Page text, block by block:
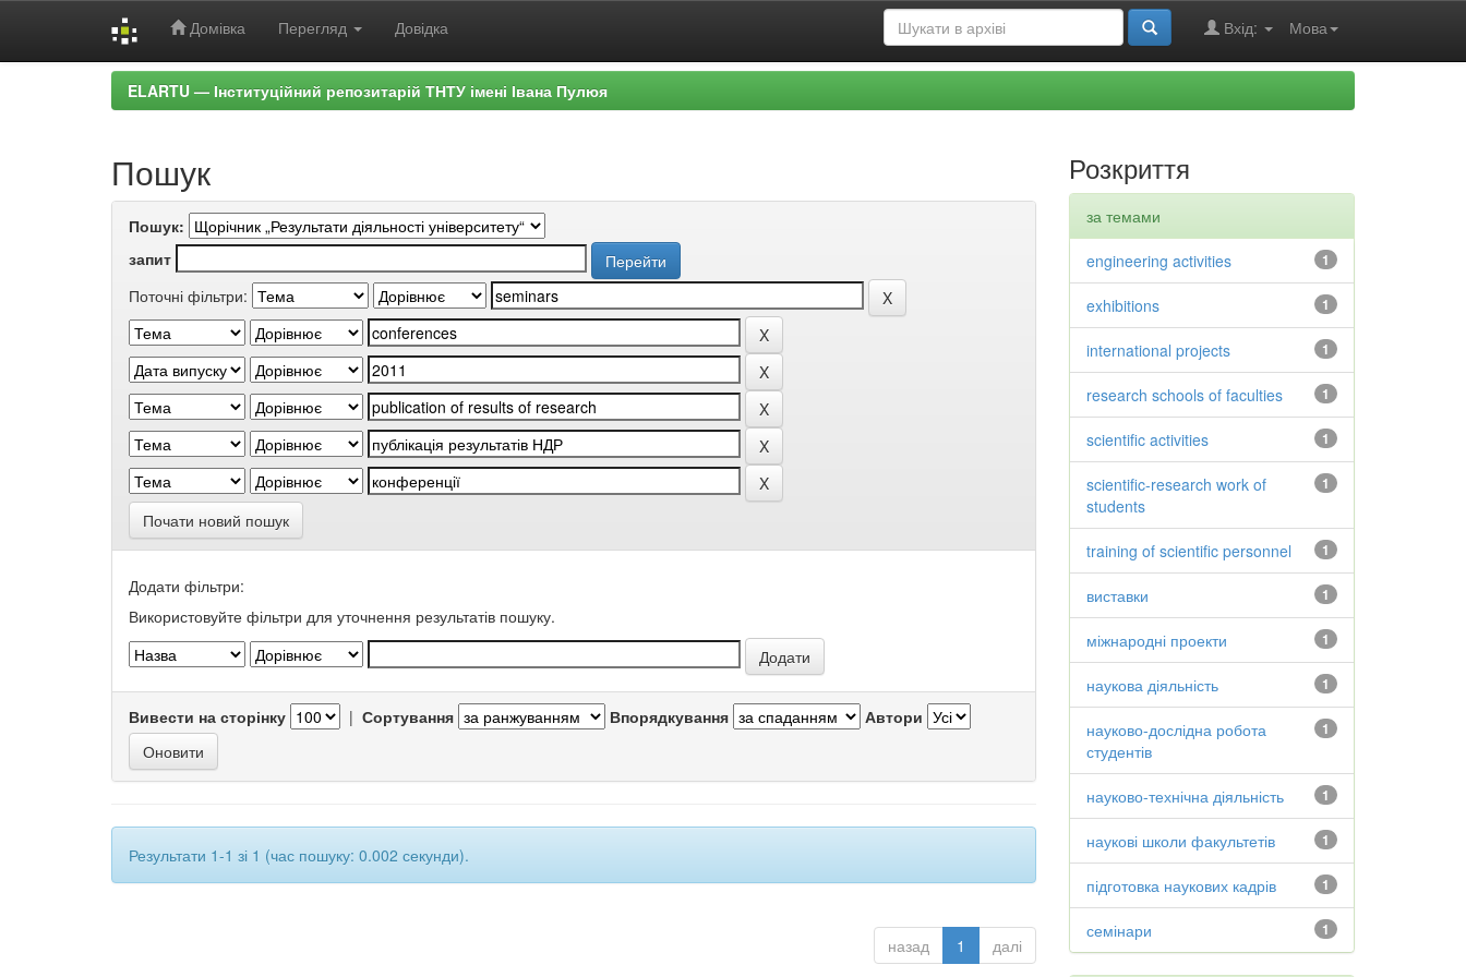
Домівка Перегляд Довідка Мова
Вхід:
ELARTU — Інституційний репозитарій ТНТУ імені Івана Пулюя
Пошук
Пошук:
запит
Поточні фільтри:
Почати новий пошук
Додати фільтри:
Використовуйте фільтри для уточнення результатів пошуку.
Вивести на сторінку | Сортування Впорядкування Автори
Результати 1-1 зі 1 (час пошуку: 0.002 секунди).
назад 1 далі
Розкриття
за темами
1
engineering activities
1
exhibitions
1
international projects
1
research schools of faculties
1
scientific activities
1
scientific-research work of
students
1
training of scientific personnel
1
виставки
1
міжнародні проекти
1
наукова діяльність
1
науково-дослідна робота
студентів
1
науково-технічна діяльність
1
наукові школи факультетів
1
підготовка наукових кадрів
1
семінари